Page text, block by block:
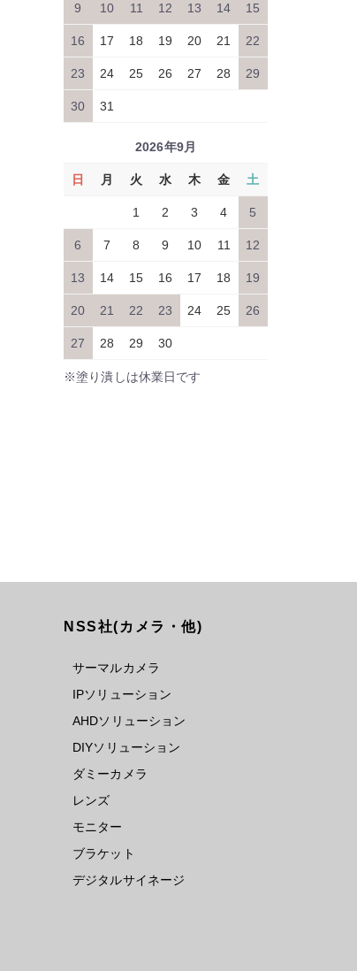
9 10 11 12 13 14 15
16 17 18 19 20 21 22
23 24 25 26 27 28 29
30 31
2026年9月
日 月 火 水 木 金 土
1 2 3 4 5
6 7 8 9 10 11 12
13 14 15 16 17 18 19
20 21 22 23 24 25 26
27 28 29 30
※塗り潰しは休業日です
NSS社(カメラ・他)
サーマルカメラ
IPソリューション
AHDソリューション
DIYソリューション
ダミーカメラ
レンズ
モニター
ブラケット
デジタルサイネージ